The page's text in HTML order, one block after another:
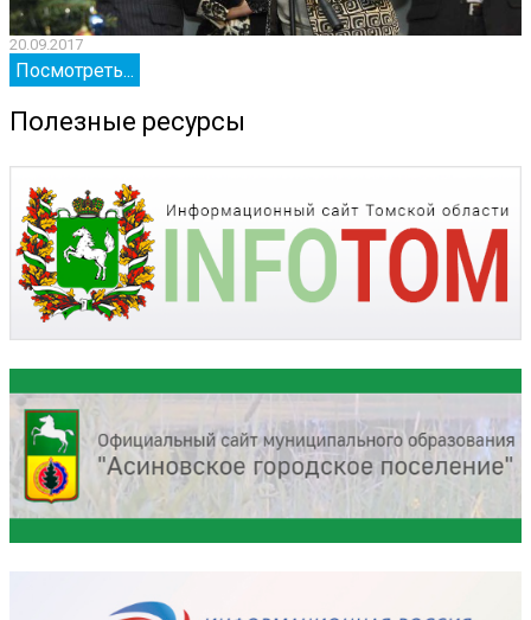
20.09.2017
Посмотреть...
Полезные ресурсы